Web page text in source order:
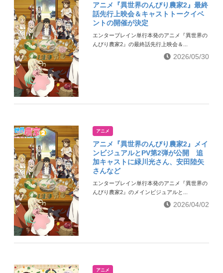
アニメ『異世界のんびり農家2』最終
話先行上映会＆キャストトークイベ
ントの開催が決定
エンターブレイン単行本発のアニメ『異世界の
んびり農家2』の最終話先行上映会＆...
2026/05/30
アニメ
アニメ『異世界のんびり農家2』メイ
ンビジュアルとPV第2弾が公開 追
加キャストに緑川光さん、安田陸矢
さんなど
エンターブレイン単行本発のアニメ『異世界の
んびり農家2』のメインビジュアルと...
2026/04/02
アニメ